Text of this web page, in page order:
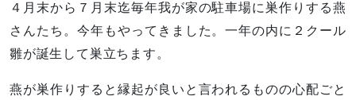
４月末から７月末迄毎年我が家の駐車場に巣作りする燕
さんたち。今年もやってきました。一年の内に２クール
雛が誕生して巣立ちます。
燕が巣作りすると縁起が良いと言われるものの心配ごと